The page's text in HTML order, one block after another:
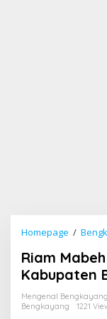
Homepage /
Riam
Kabupaten
Mengenal Bengkayang
Bengkayang
1221